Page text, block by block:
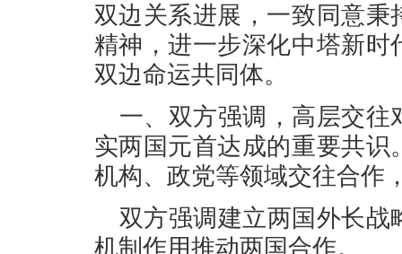
双边关系进展，一致同意
精神，进一步深化中塔新
双边命运共同体。
一、双方强调，高层交
实两国元首达成的重要共
机构、政党等领域交往合作
双方强调建立两国外长
机制作用推动两国合作。